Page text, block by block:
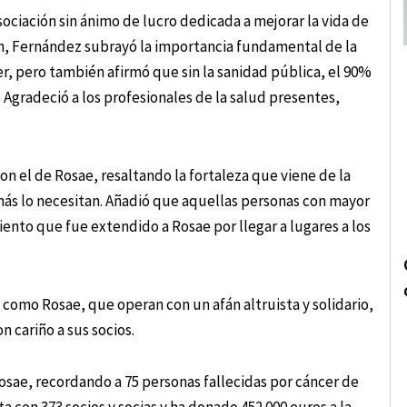
sin ánimo de lucro dedicada a mejorar la vida de
Fernández subrayó la importancia fundamental de la
pero también afirmó que sin la sanidad pública, el 90%
a los profesionales de la salud presentes,
el de Rosae, resaltando la fortaleza que viene de la
lo necesitan. Añadió que aquellas personas con mayor
que fue extendido a Rosae por llegar a lugares a los
Rosae, que operan con un afán altruista y solidario,
cariño a sus socios.
recordando a 75 personas fallecidas por cáncer de